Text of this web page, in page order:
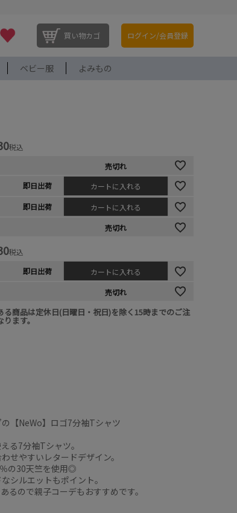
買い物カゴ ログイン/会員登録
ベビー服 よみもの
税込
売切れ
即日出荷
カートに入れる
即日出荷
カートに入れる
売切れ
税込
即日出荷
カートに入れる
売切れ
る商品は定休日(日曜日・祝日)を除く15時までのご注
ます。
【NeWo】ロゴ7分袖Tシャツ
る7分袖Tシャツ。
せやすいレタードデザイン。
の30天竺を使用◎
シルエットもポイント。
るので親子コーデもおすすめです。